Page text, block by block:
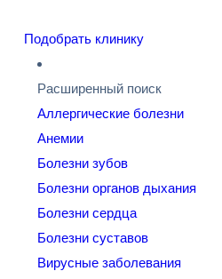
Подобрать клинику
Расширенный поиск
Аллергические болезни
Анемии
Болезни зубов
Болезни органов дыхания
Болезни сердца
Болезни суставов
Вирусные заболевания